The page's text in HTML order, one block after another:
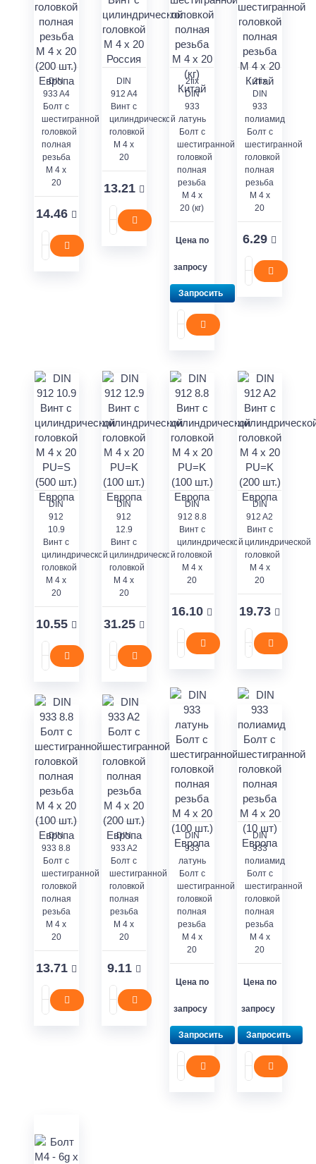
DIN
933 A4
Болт с
шестигранной
головкой
полная
резьба
M 4 x
20
14.46
DIN
912 A4
Винт с
цилиндрической
головкой
M 4 x
20
13.21
2fix
DIN
933
латунь
Болт с
шестигранной
головкой
полная
резьба
M 4 x
20 (кг)
Цена по
запросу
Запросить
2fix
DIN
933
полиамид
Болт с
шестигранной
головкой
полная
резьба
M 4 x
20
6.29
DIN
912
10.9
Винт с
цилиндрической
головкой
M 4 x
20
10.55
DIN
912
12.9
Винт с
цилиндрической
головкой
M 4 x
20
31.25
DIN
912 8.8
Винт с
цилиндрической
головкой
M 4 x
20
16.10
DIN
912 A2
Винт с
цилиндрической
головкой
M 4 x
20
19.73
DIN
933 8.8
Болт с
шестигранной
головкой
полная
резьба
M 4 x
20
13.71
DIN
933 A2
Болт с
шестигранной
головкой
полная
резьба
M 4 x
20
9.11
DIN
933
латунь
Болт с
шестигранной
головкой
полная
резьба
M 4 x
20
Цена по
запросу
Запросить
DIN
933
полиамид
Болт с
шестигранной
головкой
полная
резьба
M 4 x
20
Цена по
запросу
Запросить